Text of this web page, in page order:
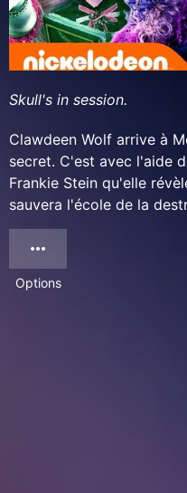
Skull's in session.
Clawdeen Wolf arrive à
secret. C'est avec l'aide
Frankie Stein qu'elle
sauvera l'école de la
Options